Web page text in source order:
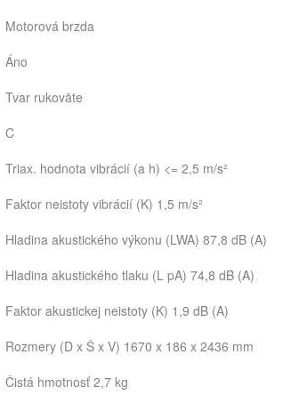
Motorová brzda
Áno
Tvar rukoväte
C
Triax. hodnota vibrácií (a h) <= 2,5 m/s²
Faktor neistoty vibrácií (K) 1,5 m/s²
Hladina akustického výkonu (LWA) 87,8 dB (A)
Hladina akustického tlaku (L pA) 74,8 dB (A)
Faktor akustickej neistoty (K) 1,9 dB (A)
Rozmery (D x Š x V) 1670 x 186 x 2436 mm
Čistá hmotnosť 2,7 kg